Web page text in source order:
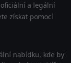
a legální
získat pomocí
nabídku, kde by